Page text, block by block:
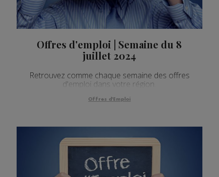
Offres d'emploi | Semaine du 8
juillet 2024
Retrouvez comme chaque semaine des offres
d'emploi dans votre région.
Offres d'Emploi